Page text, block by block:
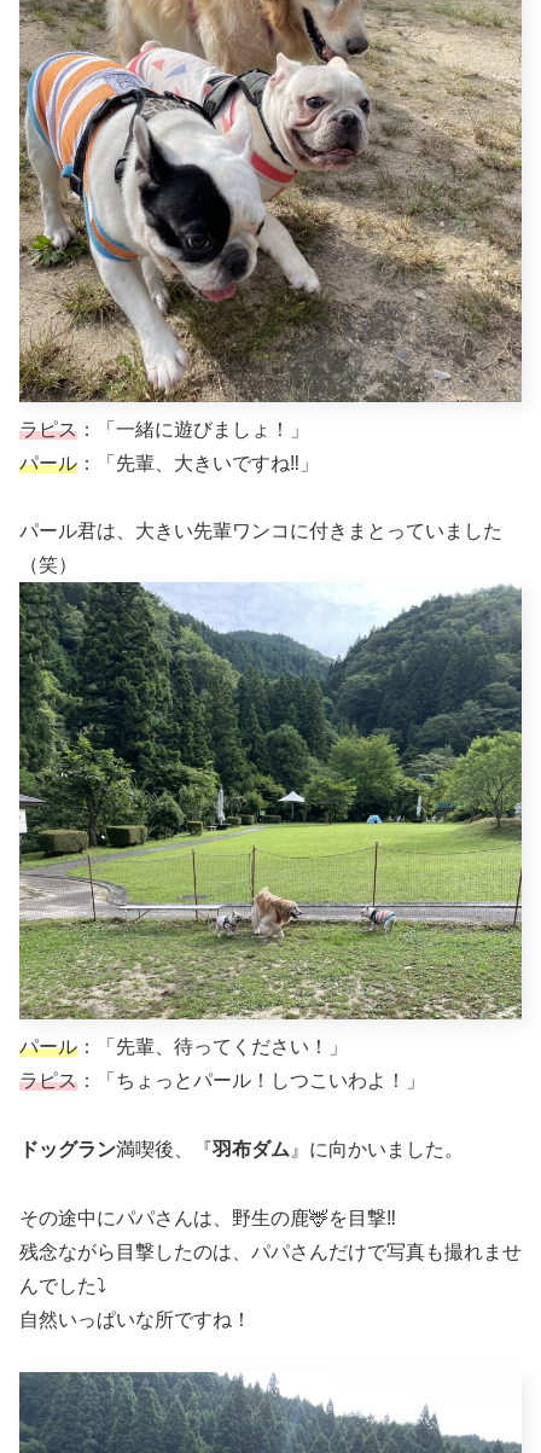
ラピス ：「一緒に遊びましょ！」
パール ：「先輩、大きいですね‼︎」
パール君は、大きい先輩ワンコに付きまとっていました
（笑）
パール ：「先輩、待ってください！」
ラピス ：「ちょっとパール！しつこいわよ！」
ドッグラン満喫後、『羽布ダム 』に向かいました。
その途中にパパさんは、野生の鹿🦌を目撃‼︎
残念ながら目撃したのは、パパさんだけで写真も撮れませ
んでした⤵︎
自然いっぱいな所ですね！